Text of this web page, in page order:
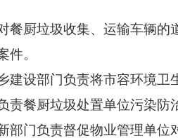
厨垃圾收集、运输车辆的
件。
设部门负责将市容环境卫
餐厨垃圾处置单位污染防
门负责督促物业管理单位